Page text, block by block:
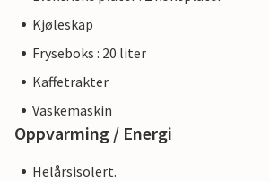
Kjøleskap
Fryseboks : 20 liter
Kaffetrakter
Vaskemaskin
Oppvarming / Energi
Helårsisolert.